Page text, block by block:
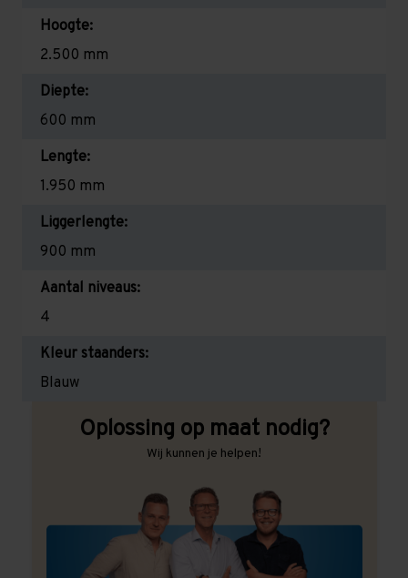
Hoogte:
2.500 mm
Diepte:
600 mm
Lengte:
1.950 mm
Liggerlengte:
900 mm
Aantal niveaus:
4
Kleur staanders:
Blauw
Oplossing op maat nodig?
Wij kunnen je helpen!